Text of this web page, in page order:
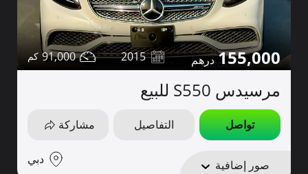
155,000
2015
91,000
مرسيدس S550 للبيع
تواصل التفاصيل مشاركة
صور إضافية دبي